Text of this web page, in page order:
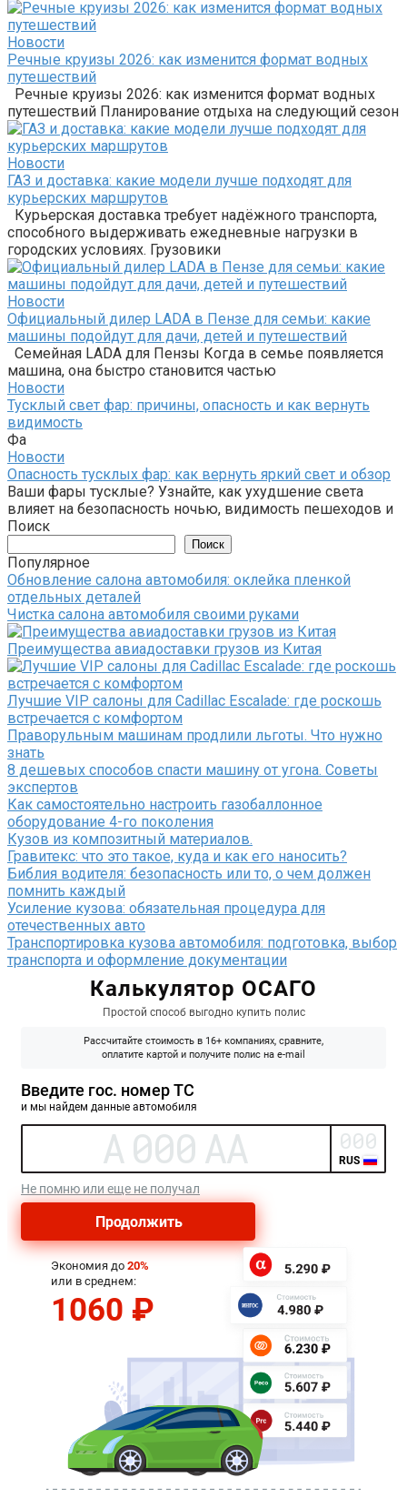
Новости
Речные круизы 2026: как изменится формат водных
путешествий
Речные круизы 2026: как изменится формат водных
путешествий Планирование отдыха на следующий сезон
Новости
ГАЗ и доставка: какие модели лучше подходят для
курьерских маршрутов
Курьерская доставка требует надёжного транспорта,
способного выдерживать ежедневные нагрузки в
городских условиях. Грузовики
Новости
Официальный дилер LADA в Пензе для семьи: какие
машины подойдут для дачи, детей и путешествий
Семейная LADA для Пензы Когда в семье появляется
машина, она быстро становится частью
Новости
Тусклый свет фар: причины, опасность и как вернуть
видимость
Фа
Новости
Опасность тусклых фар: как вернуть яркий свет и обзор
Ваши фары тусклые? Узнайте, как ухудшение света
влияет на безопасность ночью, видимость пешеходов и
Поиск
Поиск
Популярное
Обновление салона автомобиля: оклейка пленкой
отдельных деталей
Чистка салона автомобиля своими руками
Преимущества авиадоставки грузов из Китая
Лучшие VIP салоны для Cadillac Escalade: где роскошь
встречается с комфортом
Праворульным машинам продлили льготы. Что нужно
знать
8 дешевых способов спасти машину от угона. Советы
экспертов
Как самостоятельно настроить газобаллонное
оборудование 4-го поколения
Кузов из композитный материалов.
Гравитекс: что это такое, куда и как его наносить?
Библия водителя: безопасность или то, о чем должен
помнить каждый
Усиление кузова: обязательная процедура для
отечественных авто
Транспортировка кузова автомобиля: подготовка, выбор
транспорта и оформление документации